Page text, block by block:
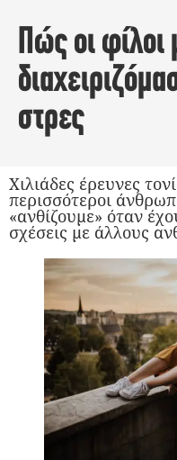
Πώς οι
στρες
Χιλιάδες έρευνες
περισσότεροι
«ανθίζουμε» όταν
σχέσεις με άλλους